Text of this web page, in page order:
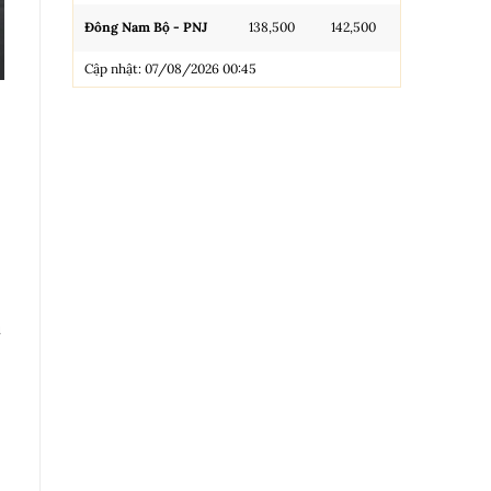
Đông Nam Bộ - PNJ 138,500 142,500
Cập nhật: 07/08/2026 00:45